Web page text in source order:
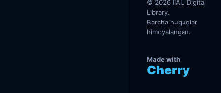
© 2026 IIAU Digital
Library.
Barcha huquqlar
himoyalangan.
Made with
Cherry